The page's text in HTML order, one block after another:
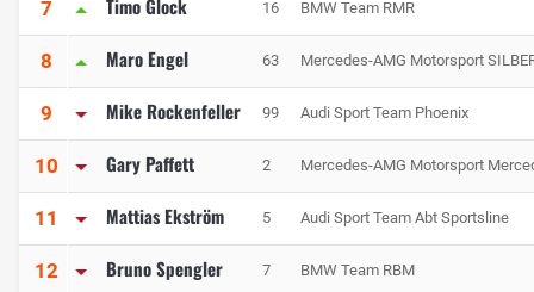
7 Timo Glock 16 BMW Team RMR
8 Maro Engel 63 Mercedes-AMG Motorsport
9 Mike Rockenfeller 99 Audi Sport Team Phoenix
10 Gary Paffett 2 Mercedes-AMG Motorsport
11 Mattias Ekström 5 Audi Sport Team Abt Sportsline
12 Bruno Spengler 7 BMW Team RBM